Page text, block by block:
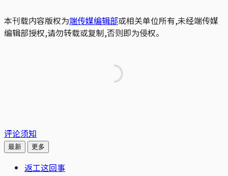
本刊载内容版权为端传媒编辑部或相关单位所有,未经端传媒
编辑部授权,请勿转载或复制,否则即为侵权。
评论须知
最新 更多
返工这回事